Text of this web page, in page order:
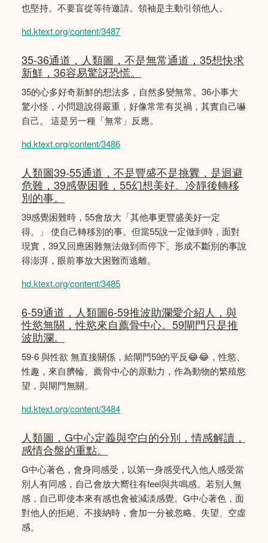
也堅持。不要盲從等待邀請。領袖是主動引領他人。
hd.ktext.org/content/3487
35-36通道，人類圖，不是無常通道，35想快求
新鮮，36容易驚訝恐慌。
35的心多好奇新鮮的想法多，自然多變無常。36小事大
驚小怪，小問題說得嚴重，好像常常有災禍，其實自己嚇
自己。 這是另一種「無常」反應。
hd.ktext.org/content/3486
人類圖39-55通道，不是豐盛不是挑釁，是迴避
危難，39感覺困難，55幻想美好。冷靜後轉移
別的事。
39感覺困難時，55會放大「其他事更豐盛美好一定
得。」 使自己轉移別的事。但當55說一定做到時，面對
現實，39又回應困難無法做到而停下。形成不斷別的事說
得澎湃，眼前事放大困難而逃離。
hd.ktext.org/content/3485
6-59通道，人類圖6-59推波助瀾愛介紹人，與
性慾無關，性慾來自薦骨中心。59閘門只是推
波助瀾。
59-6 與性欲 無直接關係，給閘門59的平反😂😂，性慾、
性趣，來自臍輪、薦骨中心的原動力，作為動物的繁殖慾
望，與閘門無關。
hd.ktext.org/content/3484
人類圖，G中心定義與空白的分別，情感解讀，
感情合盤的重點。
G中心著色，會身同感受，以第一身感受代入他人感受當
別人有同感，自己會放大嚮往有feel與共鳴感。若別人無
感，自己即使本來有感也會被減淡感覺。G中心著色，面
對他人的拒絕、不接納時，會加一分被忽略、失望、空虛
感。